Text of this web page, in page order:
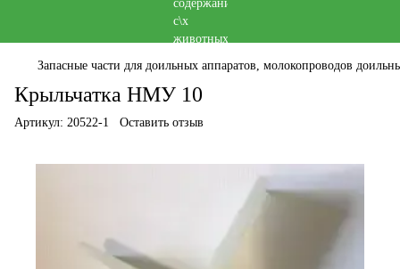
Запасные части для доильных аппаратов, молокопроводов
Крыльчатка НМУ 10
Артикул: 20522-1 Оставить отзыв